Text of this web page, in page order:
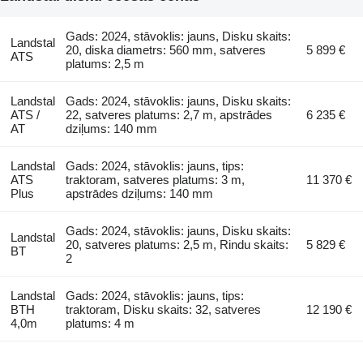
Landstal
ATS
Gads: 2024, stāvoklis: jauns, Disku skaits:
20, diska diametrs: 560 mm, satveres
platums: 2,5 m
5 899 €
Landstal
ATS /
AT
Gads: 2024, stāvoklis: jauns, Disku skaits:
22, satveres platums: 2,7 m, apstrādes
dziļums: 140 mm
6 235 €
Landstal
ATS
Plus
Gads: 2024, stāvoklis: jauns, tips:
traktoram, satveres platums: 3 m,
apstrādes dziļums: 140 mm
11 370 €
Landstal
BT
Gads: 2024, stāvoklis: jauns, Disku skaits:
20, satveres platums: 2,5 m, Rindu skaits:
2
5 829 €
Landstal
BTH
4,0m
Gads: 2024, stāvoklis: jauns, tips:
traktoram, Disku skaits: 32, satveres
platums: 4 m
12 190 €